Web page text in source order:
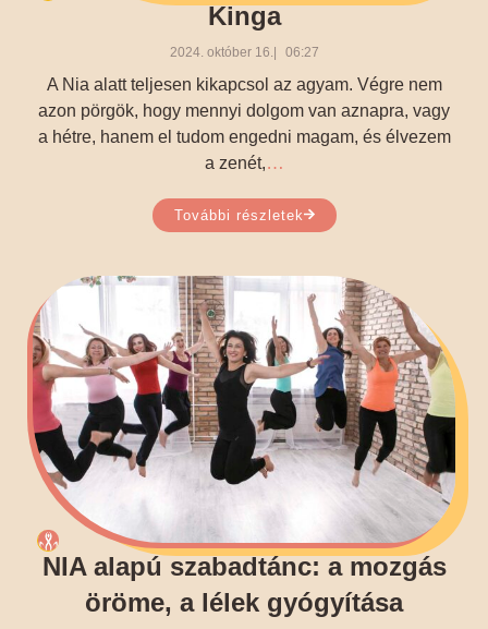
Kinga
2024. október 16. 06:27
A Nia alatt teljesen kikapcsol az agyam. Végre nem
azon pörgök, hogy mennyi dolgom van aznapra, vagy
a hétre, hanem el tudom engedni magam, és élvezem
a zenét,…
További részletek
NIA alapú szabadtánc: a mozgás
öröme, a lélek gyógyítása